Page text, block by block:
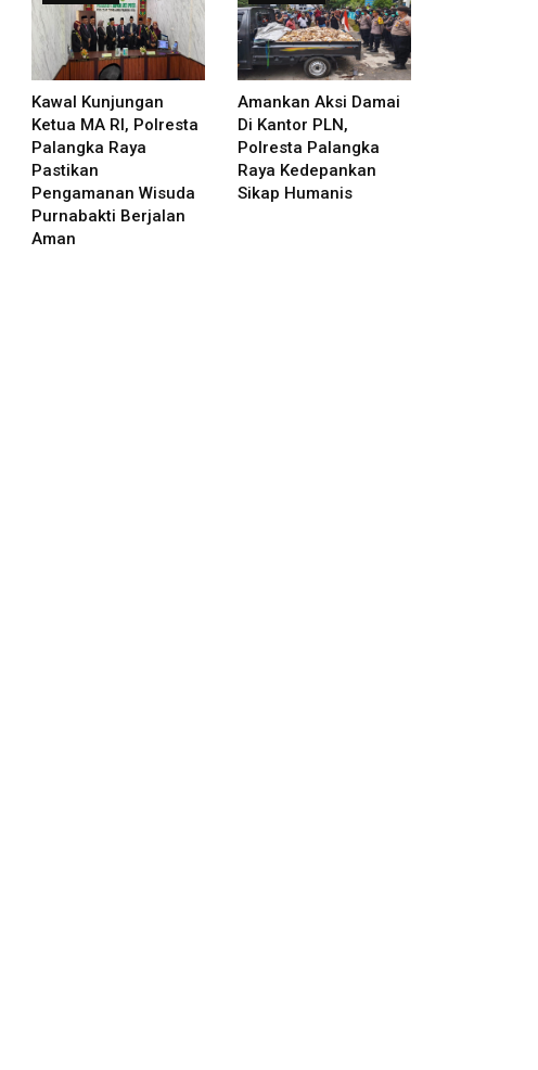
Kawal Kunjungan
Ketua MA RI, Polresta
Palangka Raya
Pastikan
Pengamanan Wisuda
Purnabakti Berjalan
Aman
Amankan Aksi Damai
Di Kantor PLN,
Polresta Palangka
Raya Kedepankan
Sikap Humanis